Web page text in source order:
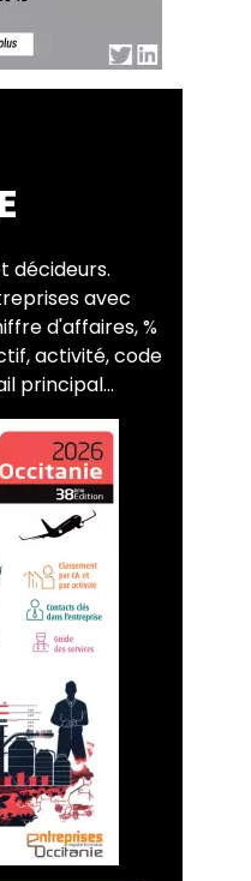
décideurs.
avec
d'affaires, %
activité, code
principal...